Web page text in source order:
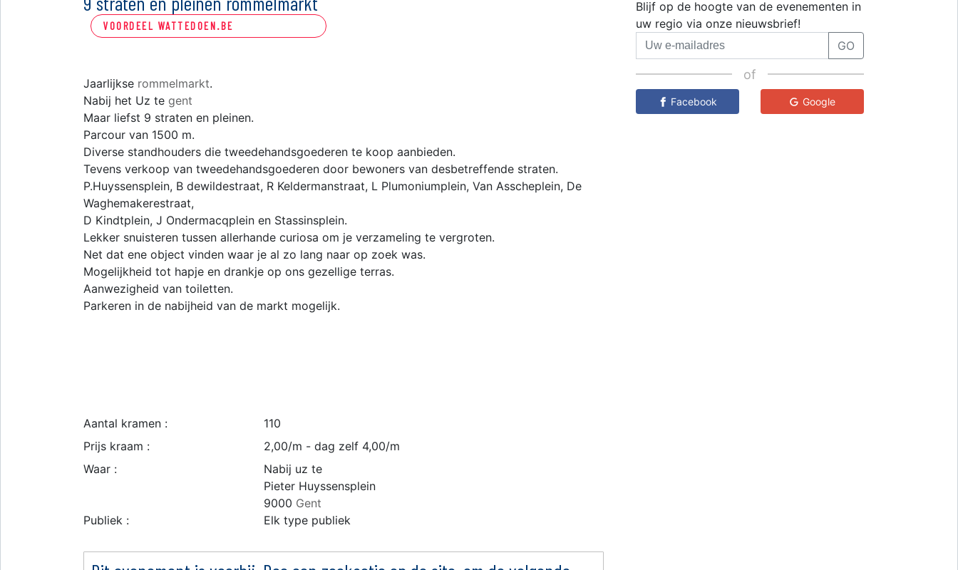
VOORDEEL WATTEDOEN.BE
Jaarlijkse rommelmarkt.
Nabij het Uz te gent
Maar liefst 9 straten en pleinen.
Parcour van 1500 m.
Diverse standhouders die tweedehandsgoederen te koop aanbieden.
Tevens verkoop van tweedehandsgoederen door bewoners van desbetreffende straten.
P.Huyssensplein, B dewildestraat, R Keldermanstraat, L Plumoniumplein, Van Asscheplein, De
Waghemakerestraat,
D Kindtplein, J Ondermacqplein en Stassinsplein.
Lekker snuisteren tussen allerhande curiosa om je verzameling te vergroten.
Net dat ene object vinden waar je al zo lang naar op zoek was.
Mogelijkheid tot hapje en drankje op ons gezellige terras.
Aanwezigheid van toiletten.
Parkeren in de nabijheid van de markt mogelijk.
Aantal kramen :
110
Prijs kraam :
2,00/m - dag zelf 4,00/m
Waar :
Nabij uz te
Pieter Huyssensplein
9000 Gent
Publiek :
Elk type publiek
Blijf op de hoogte van de evenementen in
uw regio via onze nieuwsbrief!
GO
of
Facebook Google